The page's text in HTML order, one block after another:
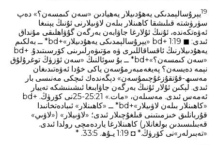
19يېرۇسالېمدىكى يەھۇدىيلار يەھيادىن «سەن كىمسەن؟» دەپ
سۈرۈشتە قىلىشقا كاھىنلار بىلەن لاۋىيلارنى ئۇنىڭ يېنىغا
ئەۋەتكەندە، ئۇنىڭ ئۇلارغا جاۋابەن بەرگەن گۇۋاھلىقى مۇنداق
ئىدى: ◼ 1:19 +bd «يېرۇسالېمدىكى يەھۇدىيلار»+bd* ــ بەلكىم
يەھۇدىيلارنىڭ ئاقساقاللىرى ۋە مۆتىۋەرلىرىنى كۆرسىتىدۇ. +bd
«سەن كىمسەن؟»+bd* ــ بۇ سوئالنىڭ «سەن ئۆزۈڭ توغرۇلۇق
نېمە دەيسەن؟ پەيغەمبەرمۇسەن ياكى خۇدا ئەۋەتىدىغان
مەسىھ-قۇتقۇزغۇچىمۇسەن» دېگەندەك ئىچكى مەنىسى بار
ئىدى. لېكىن ئۇلار ئۇنىڭ بەرگەن جاۋابىغا ئىشىنىشكە تەييار
ئەمەس ئىدى. مەسىلەن، «مات.» 25:21-25نى كۆرۈڭ. +bd
«كاھىنلار بىلەن لاۋىيلار»+bd* ــ «كاھىنلار» ئىبادەتخانىدا
قۇربانلىق خىزمىتىنى قىلغۇچىلار ئىدى؛ «لاۋىيلار» («لاۋىي»
قەبىلىسىدىن بولغانلار) كاھىنلارغا ياردەمچى رولدا ئىدى.
«تەبىرلەر»نى كۆرۈڭ.* ◘ 1:19 يـۇھ. 5‏:33. *